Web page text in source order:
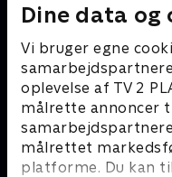
Dine data og
Vi bruger egne
oplevelse af TV 2
målrette annoncer
målrettet
platforme. Du kan
Antiks
Børneserier • 2 sæsoner